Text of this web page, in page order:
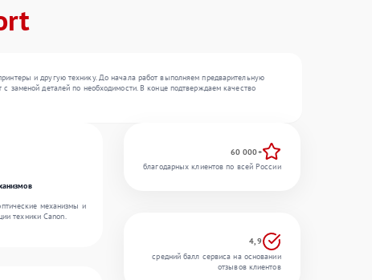
и другую технику. До начала работ выполняем предварительную
заменой деталей по необходимости. В конце подтверждаем качество
механизмы и
техники Canon.
60 000+
благодарных клиентов по всей России
4,9
средний балл сервиса на основании
отзывов клиентов